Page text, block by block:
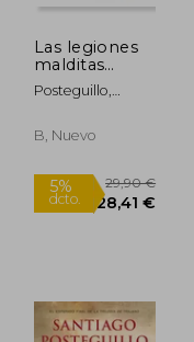
Las legiones
malditas
(Trilogía
Africanus 2)
Posteguillo,
B, Nuevo